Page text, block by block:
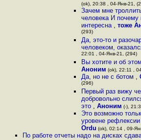
(ok), 20:38 , 04-Янв-21,
Зачем мне
человека И
интересна , тоже
(293)
Да, это-то и
человеком,
22:01 , 04-Янв-21, (294)
Вы хотите и об
Аноним (ok), 22:11 ,
Да, но не с ботом ,
(296)
Первый раз вижу
добровольно
это , Аноним (-),
Это возможно
уровене
Ordu (ok), 02:14 , 09-
По работе отчеты надо на дисках